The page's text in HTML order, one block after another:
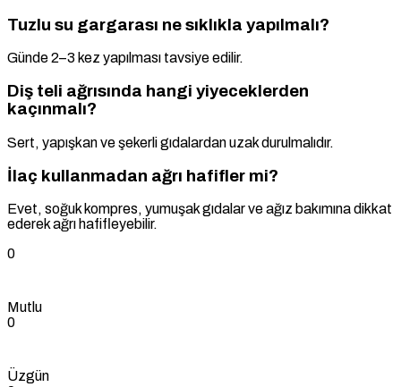
Tuzlu su gargarası ne sıklıkla yapılmalı?
Günde 2–3 kez yapılması tavsiye edilir.
Diş teli ağrısında hangi yiyeceklerden
kaçınmalı?
Sert, yapışkan ve şekerli gıdalardan uzak durulmalıdır.
İlaç kullanmadan ağrı hafifler mi?
Evet, soğuk kompres, yumuşak gıdalar ve ağız bakımına dikkat
ederek ağrı hafifleyebilir.
0
Mutlu
0
Üzgün